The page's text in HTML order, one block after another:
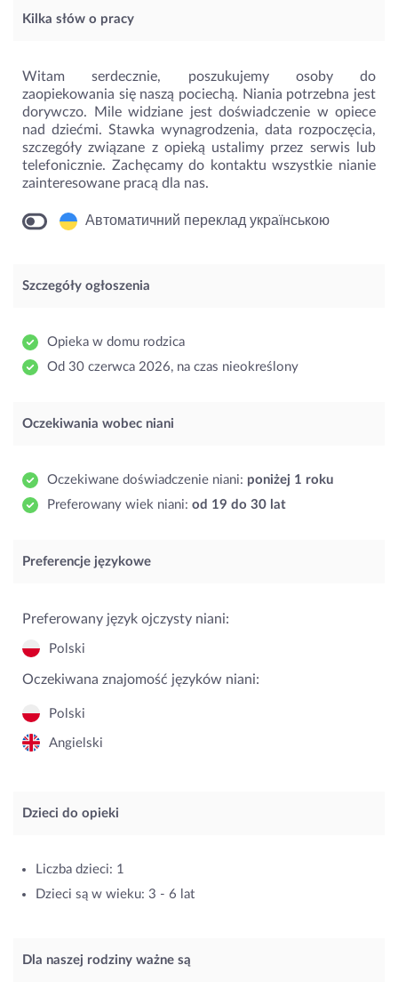
Kilka słów o pracy
Witam serdecznie, poszukujemy osoby do
zaopiekowania się naszą pociechą. Niania potrzebna jest
dorywczo. Mile widziane jest doświadczenie w opiece
nad dziećmi. Stawka wynagrodzenia, data rozpoczęcia,
szczegóły związane z opieką ustalimy przez serwis lub
telefonicznie. Zachęcamy do kontaktu wszystkie nianie
zainteresowane pracą dla nas.
Автоматичний переклад українською
Szczegóły ogłoszenia
Opieka w domu rodzica
Od 30 czerwca 2026, na czas nieokreślony
Oczekiwania wobec niani
Oczekiwane doświadczenie niani: poniżej 1 roku
Preferowany wiek niani: od 19 do 30 lat
Preferencje językowe
Preferowany język ojczysty niani:
Polski
Oczekiwana znajomość języków niani:
Polski
Angielski
Dzieci do opieki
Liczba dzieci: 1
Dzieci są w wieku: 3 - 6 lat
Dla naszej rodziny ważne są